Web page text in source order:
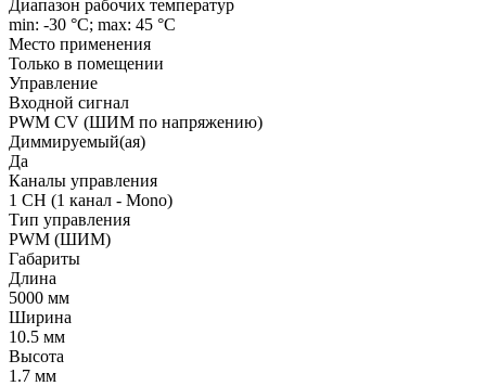
Диапазон рабочих температур
min: -30 °C; max: 45 °C
Место применения
Только в помещении
Управление
Входной сигнал
PWM СV (ШИМ по напряжению)
Диммируемый(ая)
Да
Каналы управления
1 CH (1 канал - Mono)
Тип управления
PWM (ШИМ)
Габариты
Длина
5000 мм
Ширина
10.5 мм
Высота
1.7 мм